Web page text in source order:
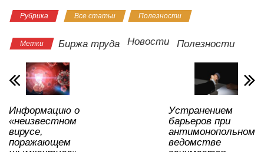
at
s
A
p
p
c
e
b
o
o
k
tt
er
n
o
e
gr
.R
u
а
в
и
ть
Рубрика Все статьи Полезности
Метки Биржа труда Новости Полезности
Информацию о
«неизвестном
вирусе,
поражающем
Устранением
барьеров при
антимонопольном
ведомстве